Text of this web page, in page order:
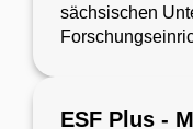
sächsischen
ESF Plus -